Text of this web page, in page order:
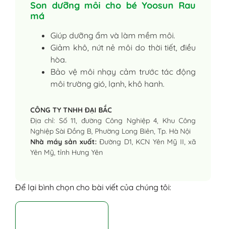
Son dưỡng môi cho bé Yoosun Rau
má
Giúp dưỡng ẩm và làm mềm môi.
Giảm khô, nứt nẻ môi do thời tiết, điều
hòa.
Bảo vệ môi nhạy cảm trước tác động
môi trường gió, lạnh, khô hanh.
CÔNG TY TNHH ĐẠI BẮC
Địa chỉ: Số 11, đường Công Nghiệp 4, Khu Công
Nghiệp Sài Đồng B, Phường Long Biên, Tp. Hà Nội
Nhà máy sản xuất: Đường D1, KCN Yên Mỹ II, xã
Yên Mỹ, tỉnh Hưng Yên
Để lại bình chọn cho bài viết của chúng tôi: